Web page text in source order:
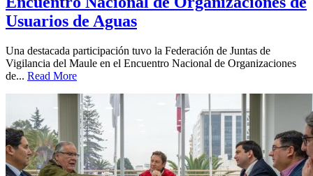
Usuarios de Aguas
Una destacada participación tuvo la Federación de Juntas de
Vigilancia del Maule en el Encuentro Nacional de Organizaciones
de... Read More